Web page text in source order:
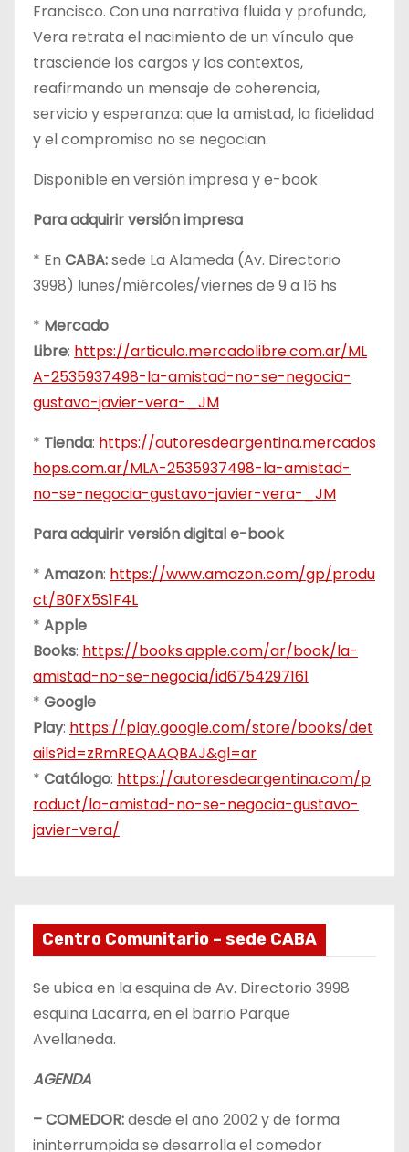
Francisco. Con una narrativa fluida y profunda,
Vera retrata el nacimiento de un vínculo que
trasciende los cargos y los contextos,
reafirmando un mensaje de coherencia,
servicio y esperanza: que la amistad, la fidelidad
y el compromiso no se negocian.
Disponible en versión impresa y e-book
Para adquirir versión impresa
* En CABA:sede La Alameda (Av. Directorio
3998) lunes/miércoles/viernes de 9 a 16 hs
* Mercado
Libre: https://articulo.mercadolibre.com.ar/ML
A-2535937498-la-amistad-no-se-negocia-
gustavo-javier-vera-_JM
* Tienda: https://autoresdeargentina.mercados
hops.com.ar/MLA-2535937498-la-amistad-
no-se-negocia-gustavo-javier-vera-_JM
Para adquirir versión digital e-book
* Amazon: https://www.amazon.com/gp/produ
ct/B0FX5S1F4L
* Apple
Books: https://books.apple.com/ar/book/la-
amistad-no-se-negocia/id6754297161
* Google
Play: https://play.google.com/store/books/det
ails?id=zRmREQAAQBAJ&gl=ar
* Catálogo: https://autoresdeargentina.com/p
roduct/la-amistad-no-se-negocia-gustavo-
javier-vera/
Centro Comunitario – sede CABA
Se ubica en la esquina de Av. Directorio 3998
esquina Lacarra, en el barrio Parque
Avellaneda.
AGENDA
– COMEDOR:desde el año 2002 y de forma
ininterrumpida se desarrolla el comedor